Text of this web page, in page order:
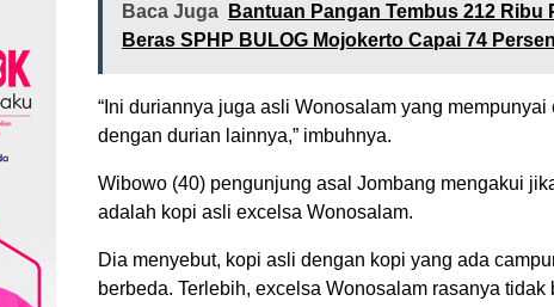
Baca Juga
Bantuan Pangan Tembus 212 Ribu
Beras SPHP BULOG Mojokerto Capai 74 Persen
“Ini duriannya juga asli Wonosalam yang mempunyai
dengan durian lainnya,” imbuhnya.
Wibowo (40) pengunjung asal Jombang mengakui
adalah kopi asli excelsa Wonosalam.
Dia menyebut, kopi asli dengan kopi yang ada
berbeda. Terlebih, excelsa Wonosalam rasanya tidak